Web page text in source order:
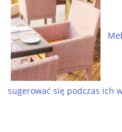
sugerować się podczas ich